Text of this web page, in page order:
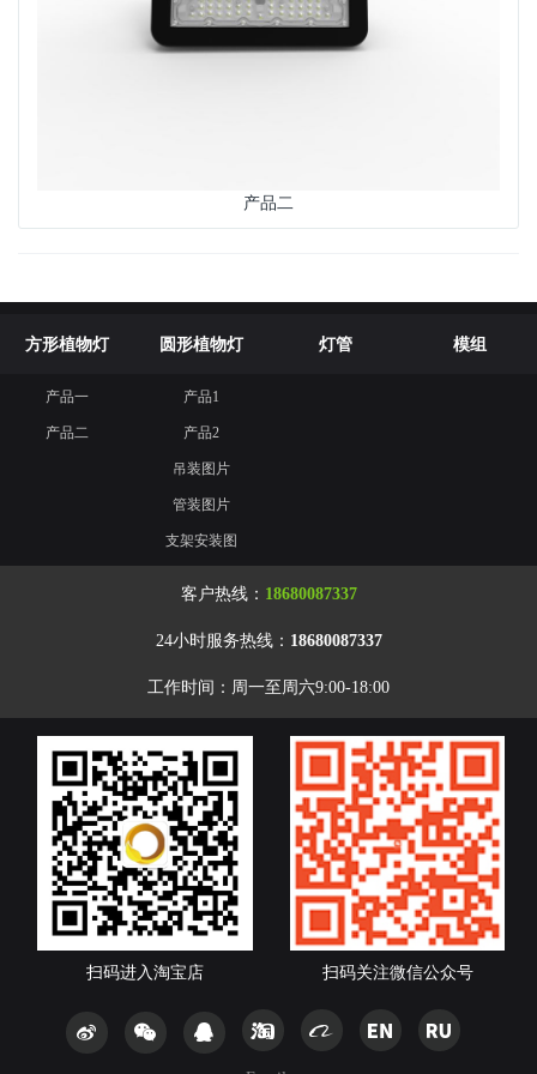
产品二
方形植物灯 圆形植物灯 灯管 模组
产品一
产品二
产品1
产品2
吊装图片
管装图片
支架安装图
客户热线： 18680087337
24小时服务热线： 18680087337
工作时间：周一至周六9:00-18:00
扫码进入淘宝店 扫码关注微信公众号